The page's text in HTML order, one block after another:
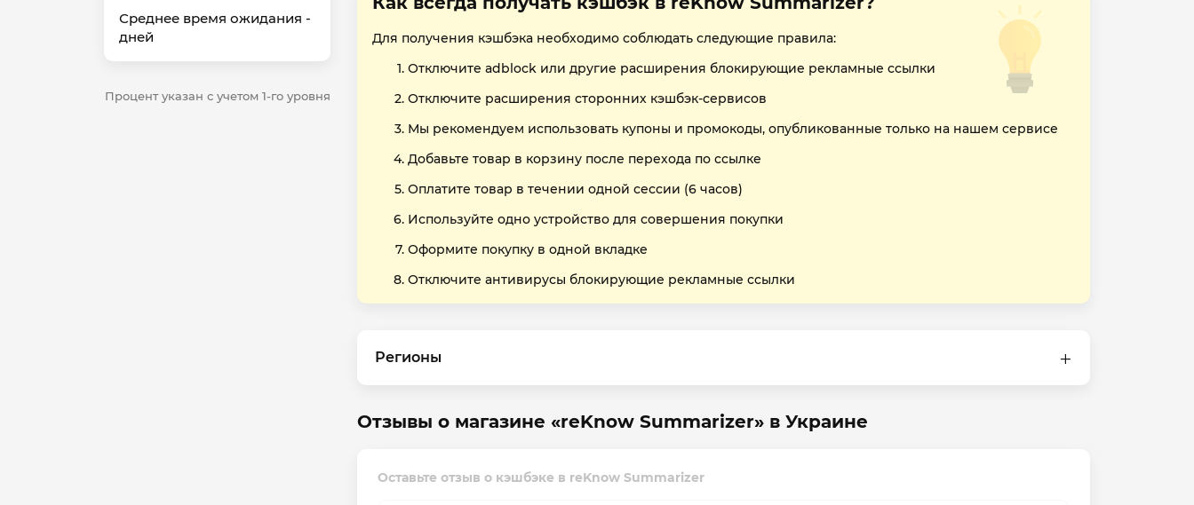
Среднее время ожидания -
дней
Процент указан с учетом 1-го уровня
Для получения кэшбэка необходимо соблюдать следующие правила:
Отключите adblock или другие расширения блокирующие рекламные ссылки
Отключите расширения сторонних кэшбэк-сервисов
Мы рекомендуем использовать купоны и промокоды, опубликованные только на нашем сервисе
Добавьте товар в корзину после перехода по ссылке
Оплатите товар в течении одной сессии (6 часов)
Используйте одно устройство для совершения покупки
Оформите покупку в одной вкладке
Отключите антивирусы блокирующие рекламные ссылки
Регионы
Отзывы о магазине «reKnow Summarizer» в Украине
Оставьте отзыв о кэшбэке в reKnow Summarizer